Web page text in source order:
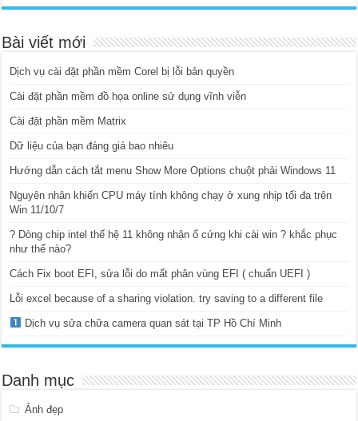
Bài viết mới
Dịch vụ cài đặt phần mềm Corel bị lỗi bản quyền
Cài đặt phần mềm đồ họa online sử dụng vĩnh viễn
Cài đặt phần mềm Matrix
Dữ liệu của bạn đáng giá bao nhiêu
Hướng dẫn cách tắt menu Show More Options chuột phải Windows 11
Nguyên nhân khiến CPU máy tính không chạy ở xung nhịp tối đa trên
Win 11/10/7
? Dòng chip intel thế hệ 11 không nhận ổ cứng khi cài win ? khắc phục
như thế nào?
Cách Fix boot EFI, sửa lỗi do mất phân vùng EFI ( chuẩn UEFI )
Lỗi excel because of a sharing violation. try saving to a different file
Dịch vụ sửa chữa camera quan sát tại TP Hồ Chí Minh
Danh mục
Ảnh đẹp